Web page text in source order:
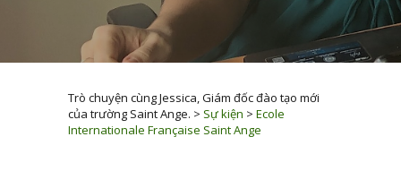
Trò chuyện cùng Jessica, Giám đốc đào tạo mới
của trường Saint Ange. > Sự kiện >Ecole
Internationale Française Saint Ange